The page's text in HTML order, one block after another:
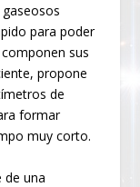
para poder
sus
propone
de
formar
muy corto.
de una